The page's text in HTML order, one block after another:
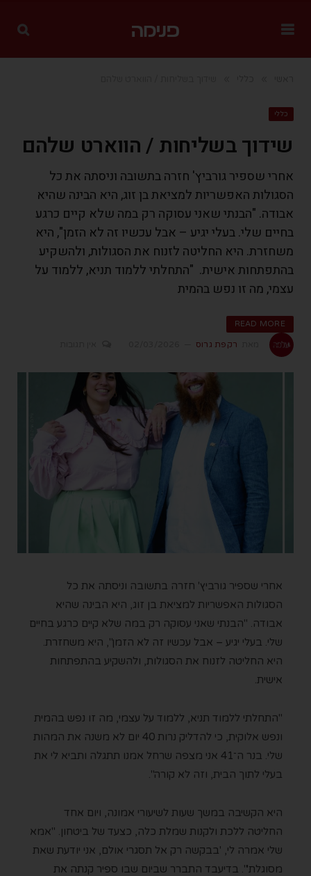
כללי
שידוך בשליחות / הווארט שלהם
אחרי שספיר גורביץ' חזרה בתשובה וניסתה את כל
הסגולות האפשריות למציאת בן זוג, היא הבינה שהיא
אבודה. "הבנתי שאני עסוקה רק במה שלא קיים כרגע
בחיים שלי. בעלי יגיע – אבל עכשיו זה לא הזמן", היא
משחזרת. היא החליטה לזנוח את הסגולות, ולהשקיע
בהתפתחות אישית. "התחלתי ללמוד תניא, ללמוד על
עצמי, מה זו נפש בהמית
READ MORE
רקפת גרוס
אחרי שספיר גורביץ' חזרה בתשובה וניסתה את כל
הסגולות האפשריות למציאת בן זוג, היא הבינה שהיא
אבודה. "הבנתי שאני עסוקה רק במה שלא קיים כרגע בחיים
שלי. בעלי יגיע – אבל עכשיו זה לא הזמן", היא משחזרת.
היא החליטה לזנוח את הסגולות, ולהשקיע בהתפתחות
אישית.
"התחלתי ללמוד תניא, ללמוד על עצמי, מה זו נפש בהמית
ונפש אלוקית, כי להדליק נרות 40 יום לא משנה את המהות
שלי. בנר ה־41 אני מצפה שרחל אמנו תתגלה ותביא לי את
בעלי לתוך הבית, וזה לא קורה".
היא הקשיבה במשך שעות לשיעורי אמונה, ויום אחד
החליטה ללכת ולקנות שמלת כלה, כצעד של ביטחון. "אמא
שלי אמרה לי, 'בבקשה רק אל תסגרי אולם, אני יודעת שאת
מסוגלת'". בדיעבד התברר שביום שבו ספיר קנתה את